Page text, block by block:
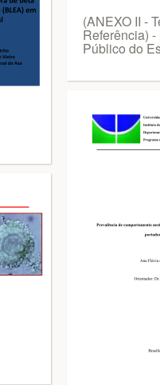
(ANEXO II -
Referência)
Público do